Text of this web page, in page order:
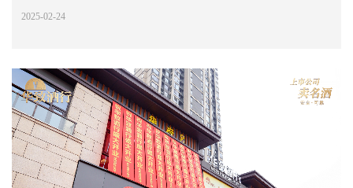
2025-02-24